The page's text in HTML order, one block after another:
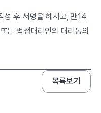
성 후 서명을 하시고, 만14
는 법정대리인의 대리동의
목록보기